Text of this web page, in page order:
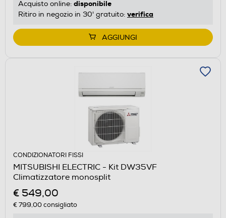
Acquisto online: disponibile
Ritiro in negozio in 30' gratuito: verifica
AGGIUNGI
CONDIZIONATORI FISSI
MITSUBISHI ELECTRIC - Kit DW35VF
Climatizzatore monosplit
€ 549,00
€ 799,00consigliato